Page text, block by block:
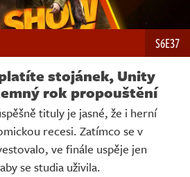
S6E37
stojánek, Unity
rok propouštění
tituly je jasné, že i herní
recesi. Zatímco se v
ve finále uspěje jen
se studia uživila.